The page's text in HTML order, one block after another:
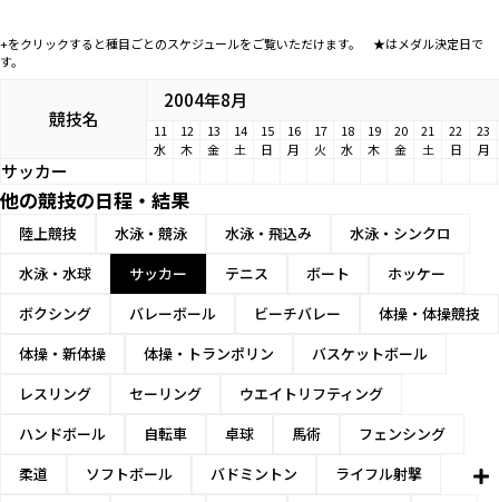
+をクリックすると種目ごとのスケジュールをご覧いただけます。 ★はメダル決定日で
す。
競技名
2004年8月
11 12 13 14 15 16 17 18 19 20 21 22
23
水
木 金 土 日 月 火 水 木 金 土 日 月
サッカー
他の競技の日程・結果
陸上競技 水泳・競泳 水泳・飛込み
水泳・シンクロ
水泳・水球
サッカー テニス ボート
ホッケー
ボクシング
バレーボール ビーチバレー
体操・体操競技
体操・新体操
体操・トランポリン
バスケットボール
レスリング
セーリング
ウエイトリフティング
ハンドボール
自転車 卓球 馬術
フェンシング
柔道
ソフトボール バドミントン
ライフル射撃